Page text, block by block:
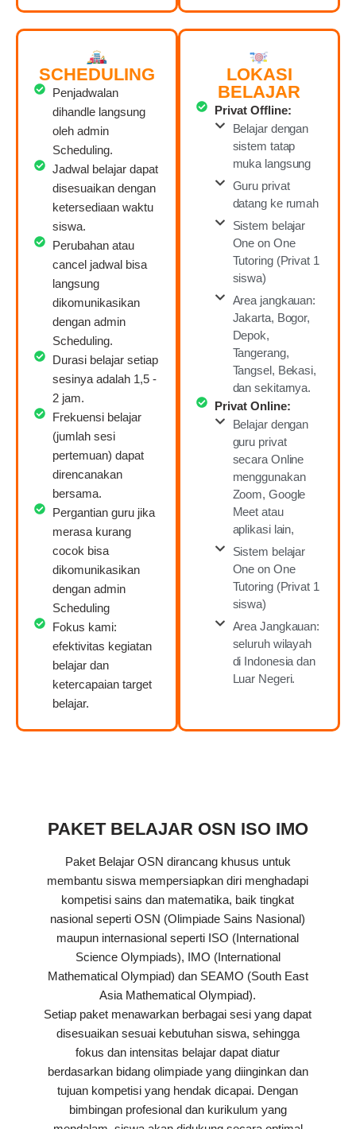
SCHEDULING
Penjadwalan
dihandle langsung
oleh admin
Scheduling.
Jadwal belajar dapat
disesuaikan dengan
ketersediaan waktu
siswa.
Perubahan atau
cancel jadwal bisa
langsung
dikomunikasikan
dengan admin
Scheduling.
Durasi belajar setiap
sesinya adalah 1,5 -
2 jam.
Frekuensi belajar
(jumlah sesi
pertemuan) dapat
direncanakan
bersama.
Pergantian guru jika
merasa kurang
cocok bisa
dikomunikasikan
dengan admin
Scheduling
Fokus kami:
efektivitas kegiatan
belajar dan
ketercapaian target
belajar.
LOKASI
BELAJAR
Privat Offline:
Belajar dengan
sistem tatap
muka langsung
Guru privat
datang ke rumah
Sistem belajar
One on One
Tutoring (Privat 1
siswa)
Area jangkauan:
Jakarta, Bogor,
Depok,
Tangerang,
Tangsel, Bekasi,
dan sekitarnya.
Privat Online:
Belajar dengan
guru privat
secara Online
menggunakan
Zoom, Google
Meet atau
aplikasi lain,
Sistem belajar
One on One
Tutoring (Privat 1
siswa)
Area Jangkauan:
seluruh wilayah
di Indonesia dan
Luar Negeri.
PAKET BELAJAR OSN ISO IMO
Paket Belajar OSN dirancang khusus untuk
membantu siswa mempersiapkan diri menghadapi
kompetisi sains dan matematika, baik tingkat
nasional seperti OSN (Olimpiade Sains Nasional)
maupun internasional seperti ISO (International
Science Olympiads), IMO (International
Mathematical Olympiad) dan SEAMO (South East
Asia Mathematical Olympiad).
Setiap paket menawarkan berbagai sesi yang dapat
disesuaikan sesuai kebutuhan siswa, sehingga
fokus dan intensitas belajar dapat diatur
berdasarkan bidang olimpiade yang diinginkan dan
tujuan kompetisi yang hendak dicapai. Dengan
bimbingan profesional dan kurikulum yang